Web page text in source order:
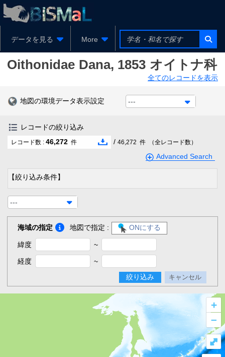
データを見る More
Oithonidae Dana, 1853 オイトナ科
全てのレコードを表示
地図の環境データ表示設定 ---
レコードの絞り込み
レコード数 : 46,272 件 / 46,272 件 （全レコード数）
Advanced Search
【絞り込み条件】
---
海域の指定 地図で指定 : ONにする
緯度 ~
経度
~
絞り込み
キャンセル
+
–
⤢